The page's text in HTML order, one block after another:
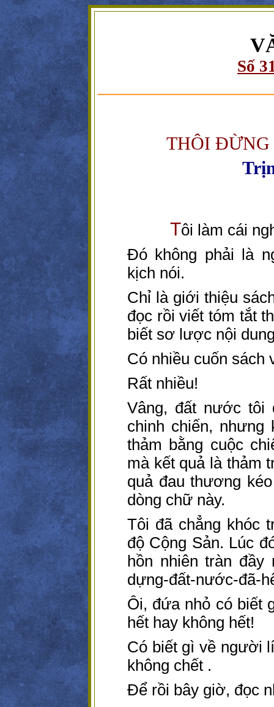
Số
THÔI
Tôi làm cái
Đó không phải là
kịch nói.
Chỉ là giới thiệu
đọc rồi viết tóm tắt
biết sơ lược nội
Có nhiều cuốn sách
Rất nhiều!
Vâng, đất nước tôi
chinh chiến, nhưng
thảm bằng cuộc
mà kết quả là thảm
quả đau thương
dòng chữ này.
Tôi đã chẳng khóc
độ Cộng Sản. Lúc
hồn nhiên tràn
dựng-đất-nước-đã-
Ôi, đứa nhỏ có biết
hết hay không hết!
Có biết gì về người
không chết .
Để rồi bây giờ, đọc